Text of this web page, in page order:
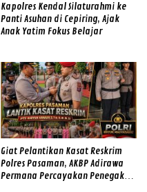
Kapolres Kendal Silaturahmi ke
Panti Asuhan di Cepiring, Ajak
Anak Yatim Fokus Belajar
Giat Pelantikan Kasat Reskrim
Polres Pasaman, AKBP Adirawa
Permana Percayakan Penegakan